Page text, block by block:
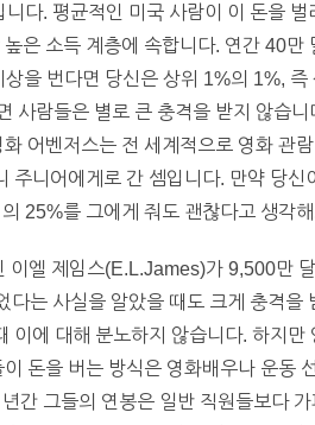
다. 평균적인 미국 사람이 이 돈을
은 소득 계층에 속합니다. 연간 40
을 번다면 당신은 상위 1%의 1%,
사람들은 별로 큰 충격을 받지 않습
어벤저스는 전 세계적으로 영화 관
니어에게로 간 셈입니다. 만약 당
25%를 그에게 줘도 괜찮다고 생각해
이엘 제임스(E.L.James)가 9,500만
는 사실을 알았을 때도 크게 충격을
이에 대해 분노하지 않습니다. 하지
돈을 버는 방식은 영화배우나 운동
간 그들의 연봉은 일반 직원들보다